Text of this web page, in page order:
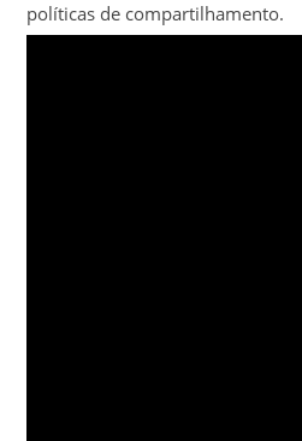
políticas de compartilhamento.